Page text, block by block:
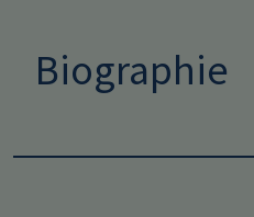
Biographie